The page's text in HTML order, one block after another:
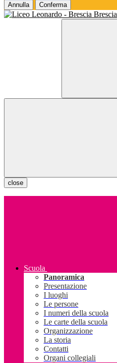
Annulla Conferma
Brescia
close
Scuola
Panoramica
Presentazione
I luoghi
Le persone
I numeri della scuola
Le carte della scuola
Organizzazione
La storia
Contatti
Organi collegiali